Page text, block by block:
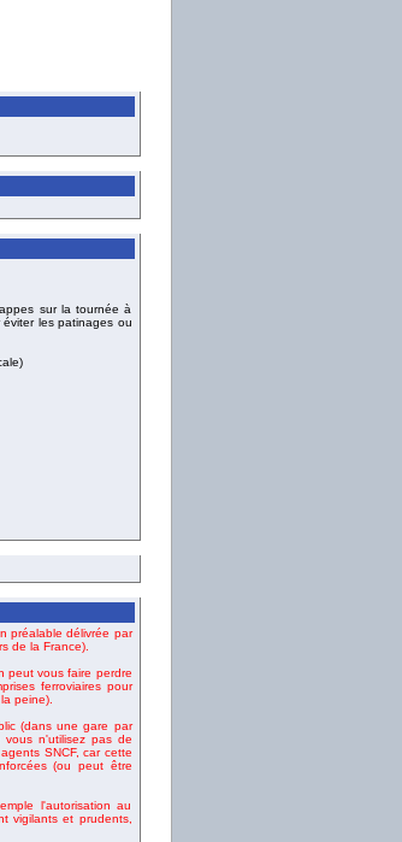
sur la tournée à
les patinages ou
préalable délivrée par
de la France).
peut vous faire perdre
ferroviaires pour
peine).
(dans une gare par
n'utilisez pas de
SNCF, car cette
(ou peut être
l'autorisation au
vigilants et prudents,